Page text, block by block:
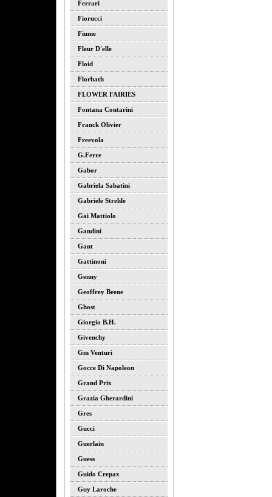
Ferrari
Fiorucci
Fiume
Fleur D'elle
Floid
Florbath
FLOWER FAIRIES
Fontana Contarini
Franck Olivier
Freevola
G.ferre
Gabor
Gabriela Sabatini
Gabriele Strehle
Gai Mattiolo
Gandini
Gant
Gattinoni
Genny
Geoffrey Beene
Ghost
Giorgio B.h.
Givenchy
Gm Venturi
Gocce Di Napoleon
Grand Prix
Grazia Gherardini
Gres
Gucci
Guerlain
Guess
Guido Crepax
Guy Laroche